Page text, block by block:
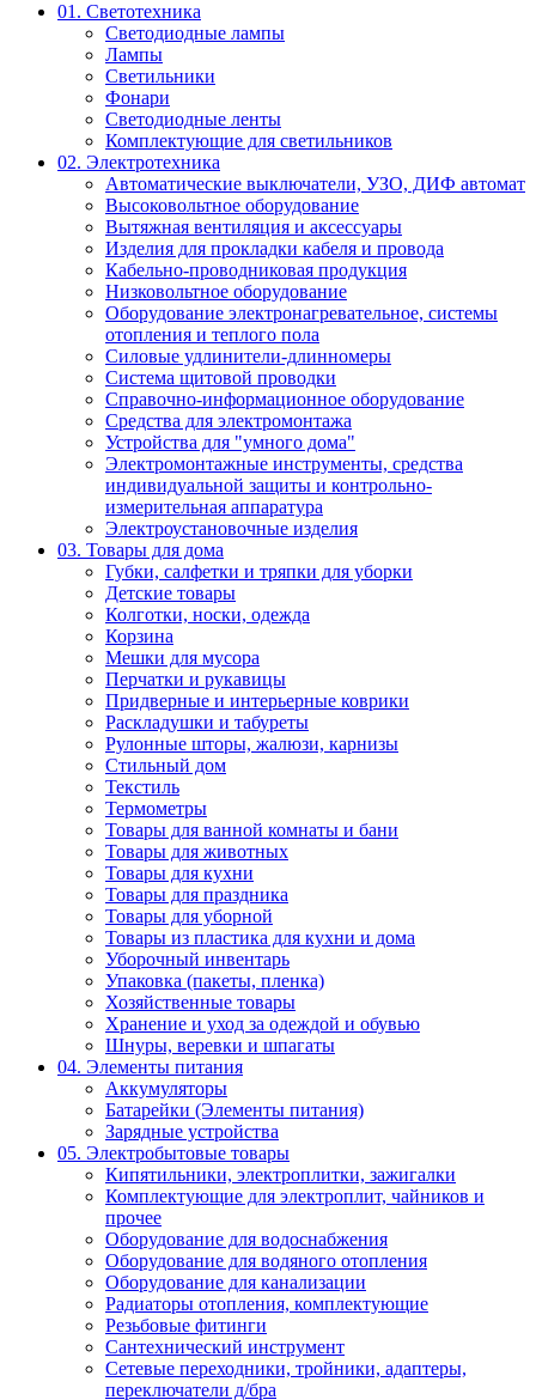
01. Светотехника
Светодиодные лампы
Лампы
Светильники
Фонари
Светодиодные ленты
Комплектующие для светильников
02. Электротехника
Автоматические выключатели, УЗО, ДИФ автомат
Высоковольтное оборудование
Вытяжная вентиляция и аксессуары
Изделия для прокладки кабеля и провода
Кабельно-проводниковая продукция
Низковольтное оборудование
Оборудование электронагревательное, системы
отопления и теплого пола
Силовые удлинители-длинномеры
Система щитовой проводки
Справочно-информационное оборудование
Средства для электромонтажа
Устройства для "умного дома"
Электромонтажные инструменты, средства
индивидуальной защиты и контрольно-
измерительная аппаратура
Электроустановочные изделия
03. Товары для дома
Губки, салфетки и тряпки для уборки
Детские товары
Колготки, носки, одежда
Корзина
Мешки для мусора
Перчатки и рукавицы
Придверные и интерьерные коврики
Раскладушки и табуреты
Рулонные шторы, жалюзи, карнизы
Стильный дом
Текстиль
Термометры
Товары для ванной комнаты и бани
Товары для животных
Товары для кухни
Товары для праздника
Товары для уборной
Товары из пластика для кухни и дома
Уборочный инвентарь
Упаковка (пакеты, пленка)
Хозяйственные товары
Хранение и уход за одеждой и обувью
Шнуры, веревки и шпагаты
04. Элементы питания
Аккумуляторы
Батарейки (Элементы питания)
Зарядные устройства
05. Электробытовые товары
Кипятильники, электроплитки, зажигалки
Комплектующие для электроплит, чайников и
прочее
Оборудование для водоснабжения
Оборудование для водяного отопления
Оборудование для канализации
Радиаторы отопления, комплектующие
Резьбовые фитинги
Сантехнический инструмент
Сетевые переходники, тройники, адаптеры,
переключатели д/бра